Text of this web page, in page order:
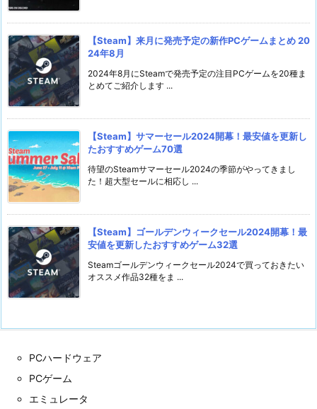
【Steam】来月に発売予定の新作PCゲームまとめ 20
24年8月
2024年8月にSteamで発売予定の注目PCゲームを20種ま
とめてご紹介します ...
【Steam】サマーセール2024開幕！最安値を更新し
たおすすめゲーム70選
待望のSteamサマーセール2024の季節がやってきまし
た！超大型セールに相応し ...
【Steam】ゴールデンウィークセール2024開幕！最
安値を更新したおすすめゲーム32選
Steamゴールデンウィークセール2024で買っておきたい
オススメ作品32種をま ...
PCハードウェア
PCゲーム
エミュレータ